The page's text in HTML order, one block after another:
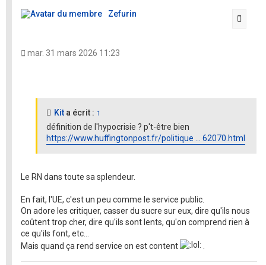
Zefurin
mar. 31 mars 2026 11:23
Kit a écrit : ↑
définition de l'hypocrisie ? p't-être bien
https://www.huffingtonpost.fr/politique ... 62070.html
Le RN dans toute sa splendeur.
En fait, l'UE, c'est un peu comme le service public.
On adore les critiquer, casser du sucre sur eux, dire qu'ils nous
coûtent trop cher, dire qu'ils sont lents, qu'on comprend rien à
ce qu'ils font, etc...
Mais quand ça rend service on est content